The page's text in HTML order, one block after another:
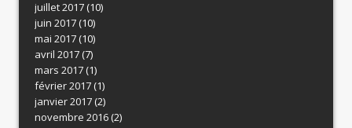
juillet 2017(10)
juin 2017(10)
mai 2017(10)
avril 2017(7)
mars 2017(1)
février 2017(1)
janvier 2017(2)
novembre 2016(2)